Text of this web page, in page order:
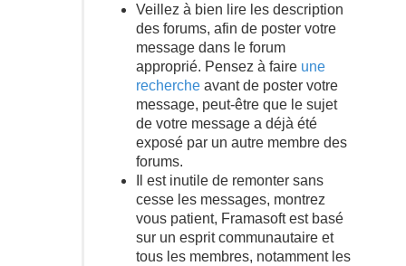
Veillez à bien lire les description
des forums, afin de poster votre
message dans le forum
approprié. Pensez à faire une
rechercheavant de poster votre
message, peut-être que le sujet
de votre message a déjà été
exposé par un autre membre des
forums.
Il est inutile de remonter sans
cesse les messages, montrez
vous patient, Framasoft est basé
sur un esprit communautaire et
tous les membres, notamment les